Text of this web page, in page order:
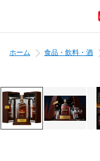
ホーム 食品・飲料・酒